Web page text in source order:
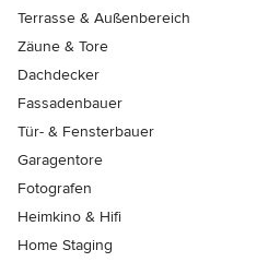
Terrasse & Außenbereich
Zäune & Tore
Dachdecker
Fassadenbauer
Tür- & Fensterbauer
Garagentore
Fotografen
Heimkino & Hifi
Home Staging